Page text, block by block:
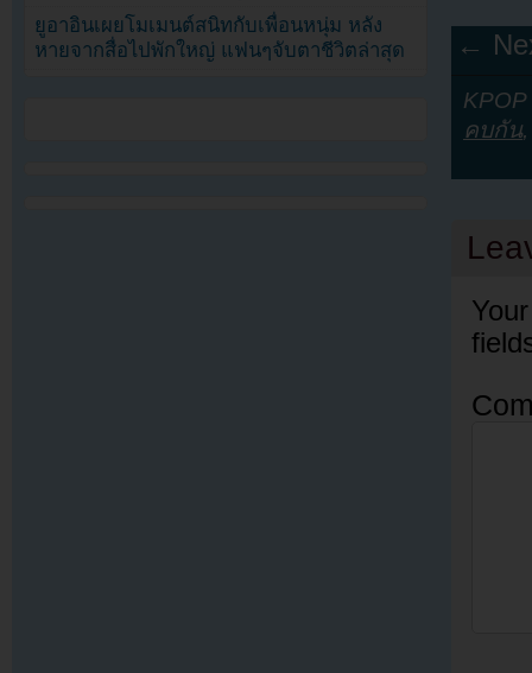
←
คบกัน
ยูอาอินเผยโมเมนต์สนิทกับเพื่อนหนุ่ม หลัง
หายจากสื่อไปพักใหญ่ แฟนๆจับตาชีวิตล่าสุด